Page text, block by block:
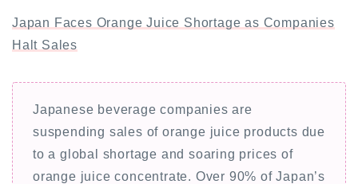
Japan Faces Orange Juice Shortage as Companies
Halt Sales
Japanese beverage companies are
suspending sales of orange juice products due
to a global shortage and soaring prices of
orange juice concentrate. Over 90% of Japan’s